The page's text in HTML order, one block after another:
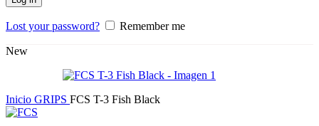
Lost your password? Remember me
New
Inicio GRIPS FCS T-3 Fish Black